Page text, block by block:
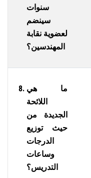
سنوات
سينضم
لعضوية نقابة
المهندسين؟
ما هي
اللائحة
الجديدة من
حيث توزيع
الدرجات
وساعات
التدريس؟